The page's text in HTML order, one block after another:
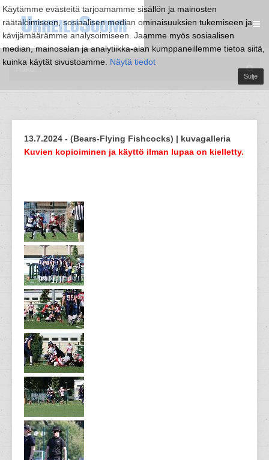
Käytämme evästeitä tarjoamamme sisällön ja mainosten
räätälöimiseen, sosiaalisen median ominaisuuksien tukemiseen ja
kävijämäärämme analysoimiseen. Jaamme myös sosiaalisen
median, mainosalan ja analytiikka-alan kumppaneillemme tietoa siitä,
kuinka käytät sivustoamme. Näytä tiedot
Sulje
13.7.2024 - (Bears-Flying Fishcocks) | kuvagalleria
Kuvien kopioiminen ja käyttö ilman lupaa on kielletty.